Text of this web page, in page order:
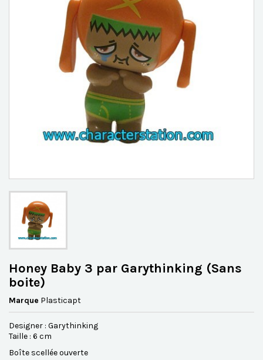
Honey Baby 3 par Garythinking (Sans
boite)
Marque Plasticapt
Designer : Garythinking
Taille : 6 cm
Boîte scellée ouverte